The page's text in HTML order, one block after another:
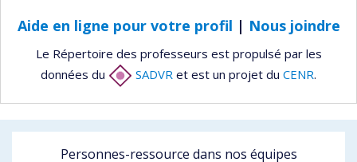
Aide en ligne pour votre profil | Nous joindre
Le Répertoire des professeurs est propulsé par les
données du
SADVR et est un projet du CENR.
Personnes-ressource dans nos équipes